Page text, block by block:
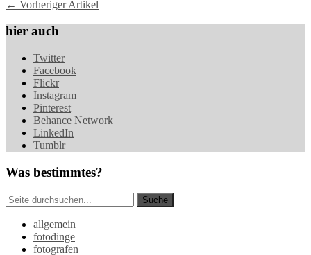
← Vorheriger Artikel
hier auch
Twitter
Facebook
Flickr
Instagram
Pinterest
Behance Network
LinkedIn
Tumblr
Was bestimmtes?
allgemein
fotodinge
fotografen